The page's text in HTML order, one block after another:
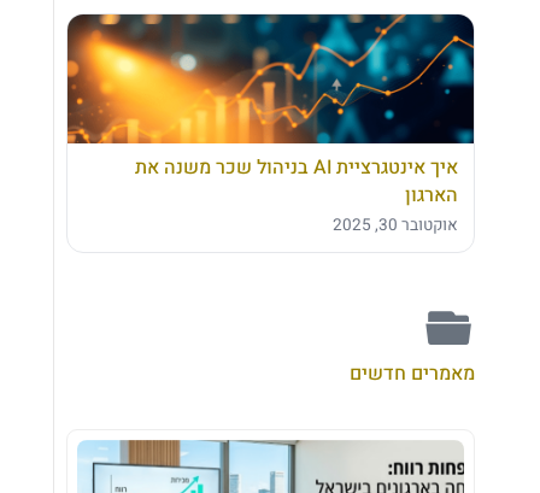
איך אינטגרציית AI בניהול שכר משנה את
הארגון
אוקטובר 30, 2025
מאמרים חדשים